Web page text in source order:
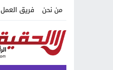
من نحن فريق العمل